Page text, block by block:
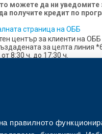
правилното
можете да ни уведомите
получите кредит по
страница на ОББ
център за клиенти на ОББ
за целта линия
8:30 ч. до 17:30 ч.
всички новини